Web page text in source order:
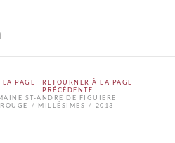
RETOURNER À LA PAGE
PRÉCÉDENTE
ST-ANDRE DE FIGUIÈRE
MILLÉSIMES 2013